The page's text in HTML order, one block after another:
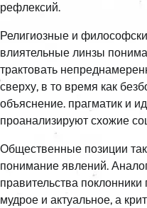
рефлексий.
Религиозные и
влиятельные линзы
трактовать
сверху, в то время как
объяснение. прагматик и
проанализируют схожие
Общественные позиции
понимание явлений.
правительства
мудрое и актуальное, а